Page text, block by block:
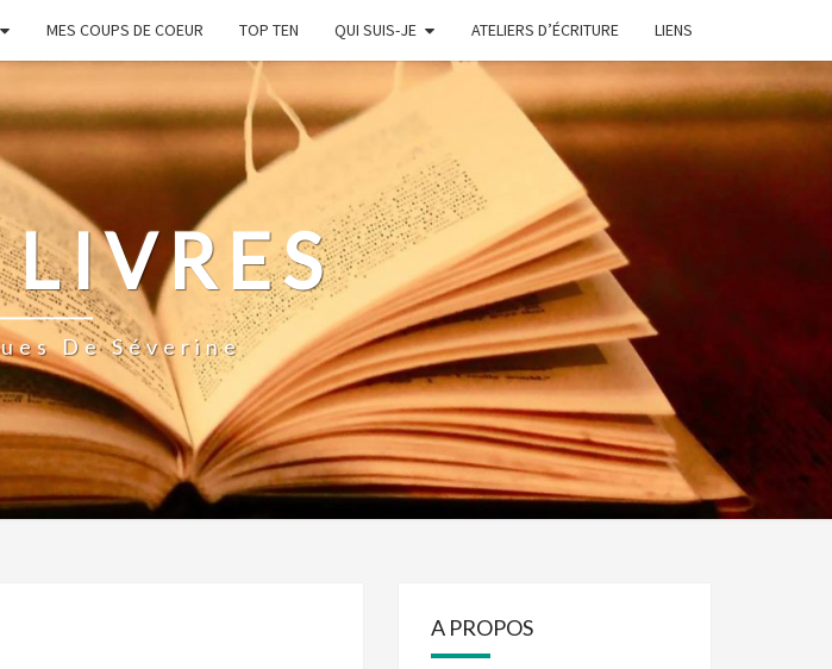
MES COUPS DE COEUR TOP TEN QUI SUIS-JE ATELIERS D’ÉCRITURE LIENS
De Séverine
A PROPOS